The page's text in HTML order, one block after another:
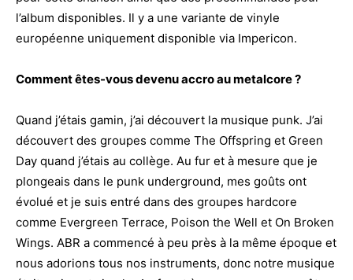
l’album disponibles. Il y a une variante de vinyle
européenne uniquement disponible via Impericon.
Comment êtes-vous devenu accro au metalcore ?
Quand j’étais gamin, j’ai découvert la musique punk. J’ai
découvert des groupes comme The Offspring et Green
Day quand j’étais au collège. Au fur et à mesure que je
plongeais dans le punk underground, mes goûts ont
évolué et je suis entré dans des groupes hardcore
comme Evergreen Terrace, Poison the Well et On Broken
Wings. ABR a commencé à peu près à la même époque et
nous adorions tous nos instruments, donc notre musique